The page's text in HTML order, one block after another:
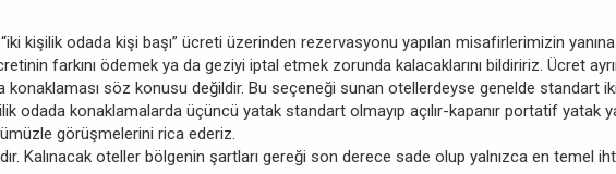
kişilik odada kişi başı” ücreti üzerinden rezervasyonu yapılan misafirlerimizin
farkını ödemek ya da geziyi iptal etmek zorunda kalacaklarını bildiririz. Ücret
söz konusu değildir. Bu seçeneği sunan otellerdeyse genelde standart
odada konaklamalarda üçüncü yatak standart olmayıp açılır-kapanır portatif
görüşmelerini rica ederiz.
Kalınacak oteller bölgenin şartları gereği son derece sade olup yalnızca en temel